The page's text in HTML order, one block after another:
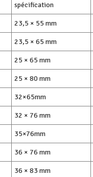
spécification
23,5 × 55 mm
23,5 × 65 mm
25 × 65 mm
25 × 80 mm
32×65mm
32 × 76 mm
35×76mm
36 × 76 mm
36 × 83 mm